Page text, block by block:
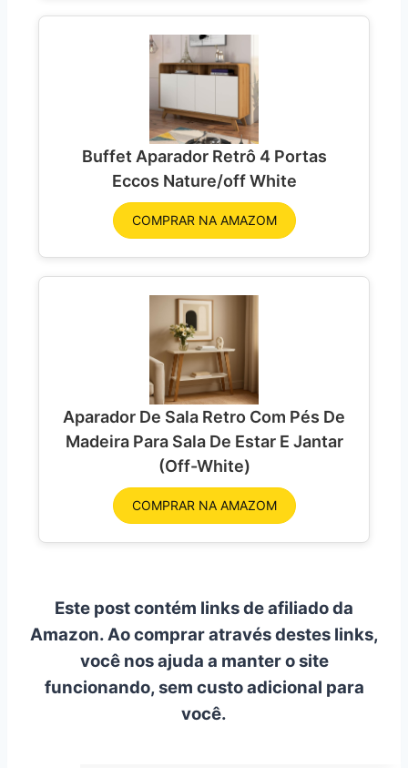
Buffet Aparador Retrô 4 Portas
Eccos Nature/off White
COMPRAR NA AMAZOM
Aparador De Sala Retro Com Pés De
Madeira Para Sala De Estar E Jantar
(Off-White)
COMPRAR NA AMAZOM
Este post contém links de afiliado da
Amazon. Ao comprar através destes links,
você nos ajuda a manter o site
funcionando, sem custo adicional para
você.